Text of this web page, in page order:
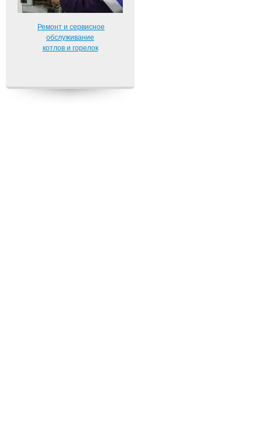
Ремонт и сервисное
обслуживание
котлов и горелок